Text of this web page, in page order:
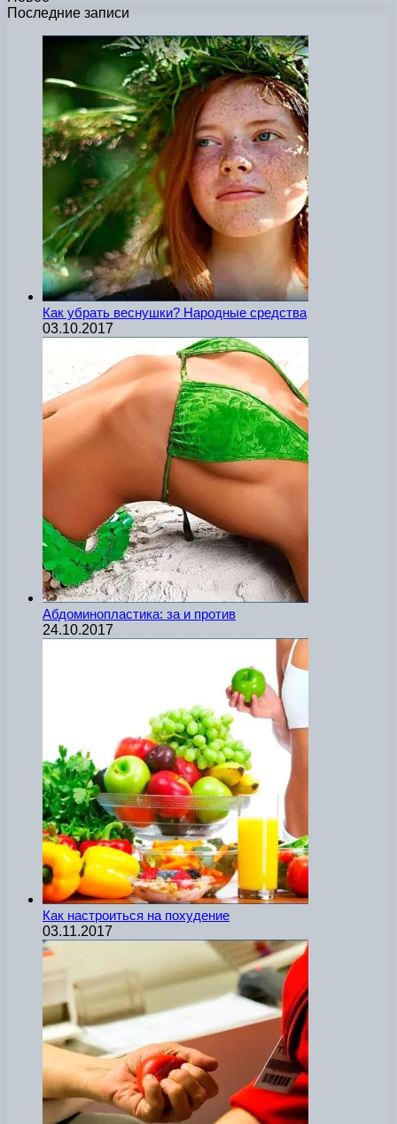
Последние записи
Как убрать веснушки? Народные средства
03.10.2017
Абдоминопластика: за и против
24.10.2017
Как настроиться на похудение
03.11.2017